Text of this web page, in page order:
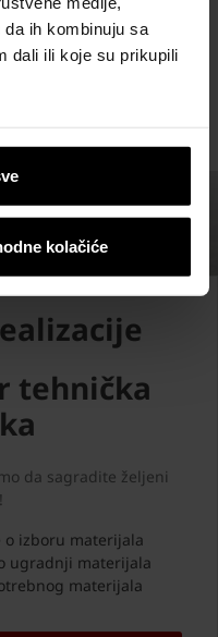
ih kombinuju sa
dali ili koje su prikupili
kolačiće
REFERENTNE OBJEKTE
tehnička
da sagradite željeni
o izboru materijala
ugradnji materijala
materijala